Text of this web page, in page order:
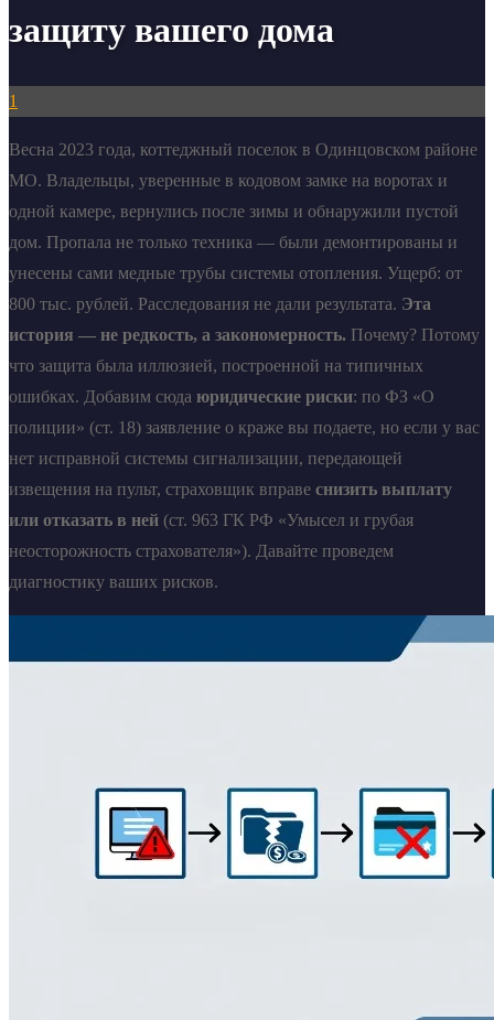
защиту вашего дома
1
Весна 2023 года, коттеджный поселок в Одинцовском районе
МО. Владельцы, уверенные в кодовом замке на воротах и
одной камере, вернулись после зимы и обнаружили пустой
дом. Пропала не только техника — были демонтированы и
унесены сами медные трубы системы отопления. Ущерб: от
800 тыс. рублей. Расследования не дали результата. Эта
история — не редкость, а закономерность. Почему? Потому
что защита была иллюзией, построенной на типичных
ошибках. Добавим сюда юридические риски: по ФЗ «О
полиции» (ст. 18) заявление о краже вы подаете, но если у вас
нет исправной системы сигнализации, передающей
извещения на пульт, страховщик вправе снизить выплату
или отказать в ней (ст. 963 ГК РФ «Умысел и грубая
неосторожность страхователя»). Давайте проведем
диагностику ваших рисков.